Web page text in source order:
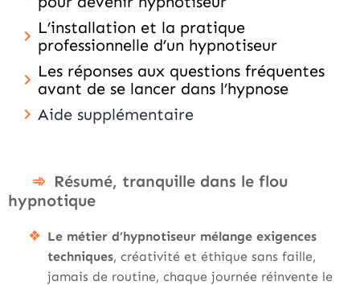
L’installation et la pratique
professionnelle d’un hypnotiseur
Les réponses aux questions fréquentes
avant de se lancer dans l’hypnose
Aide supplémentaire
Résumé, tranquille dans le flou
hypnotique
Le métier d’hypnotiseur mélange exigences
techniques, créativité et éthique sans faille,
jamais de routine, chaque journée réinvente le